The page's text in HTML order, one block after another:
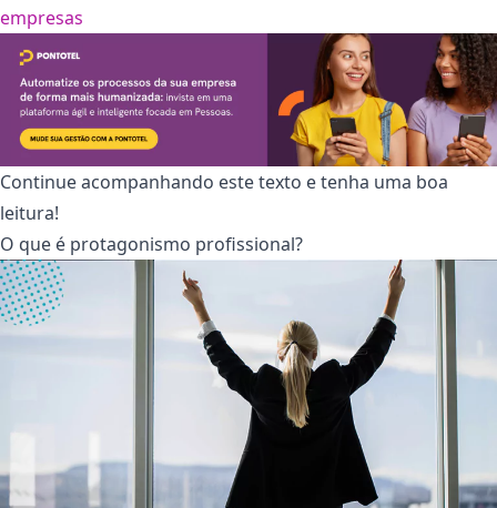
empresas
Continue acompanhando este texto e tenha uma boa
leitura!
O que é protagonismo profissional?